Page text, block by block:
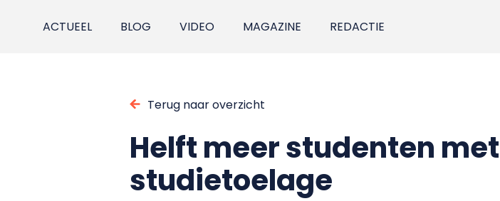
ACTUEEL BLOG VIDEO MAGAZINE REDACTIE
Terug naar overzicht
Helft meer studenten
studietoelage